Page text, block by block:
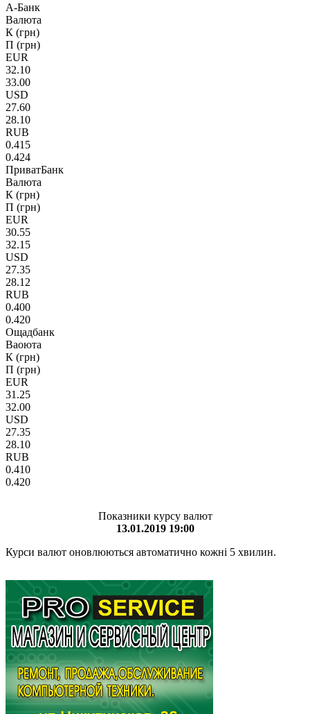
А-Банк
Валюта
К (грн)
П (грн)
EUR
32.10
33.00
USD
27.60
28.10
RUB
0.415
0.424
ПриватБанк
Валюта
К (грн)
П (грн)
EUR
30.55
32.15
USD
27.35
28.12
RUB
0.400
0.420
Ощадбанк
Ваоюта
К (грн)
П (грн)
EUR
31.25
32.00
USD
27.35
28.10
RUB
0.410
0.420
Показники курсу валют
13.01.2019 19:00
Курси валют оновлюються автоматично кожні 5 хвилин.